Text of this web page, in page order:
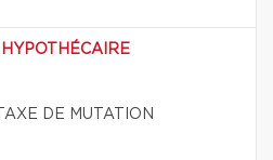
DE MUTATION